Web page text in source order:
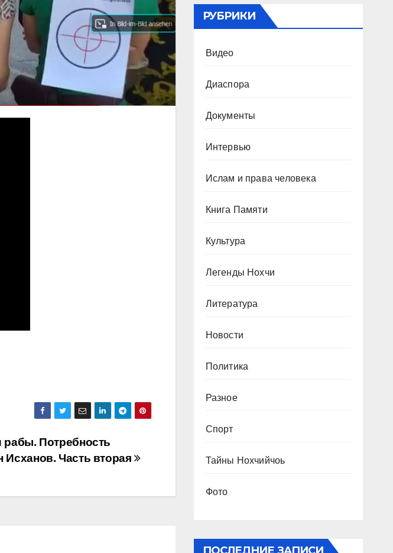
рабы. Потребность
Исханов. Часть вторая
РУБРИКИ
Видео
Диаспора
Документы
Интервью
Ислам и права человека
Книга Памяти
Культура
Легенды Нохчи
Литература
Новости
Политика
Разное
Спорт
Тайны Нохчийчоь
Фото